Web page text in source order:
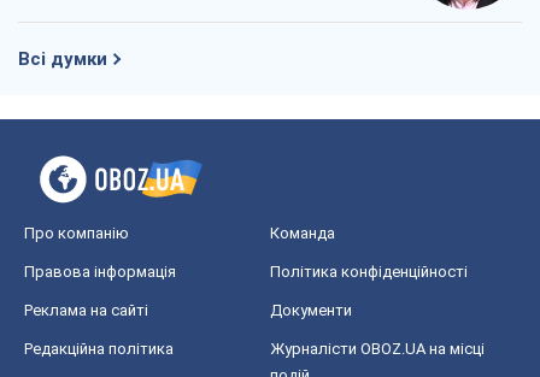
Всі думки
Про компанію Команда
Правова інформація Політика конфіденційності
Реклама на сайті Документи
Редакційна політика
Журналісти OBOZ.UA на місці